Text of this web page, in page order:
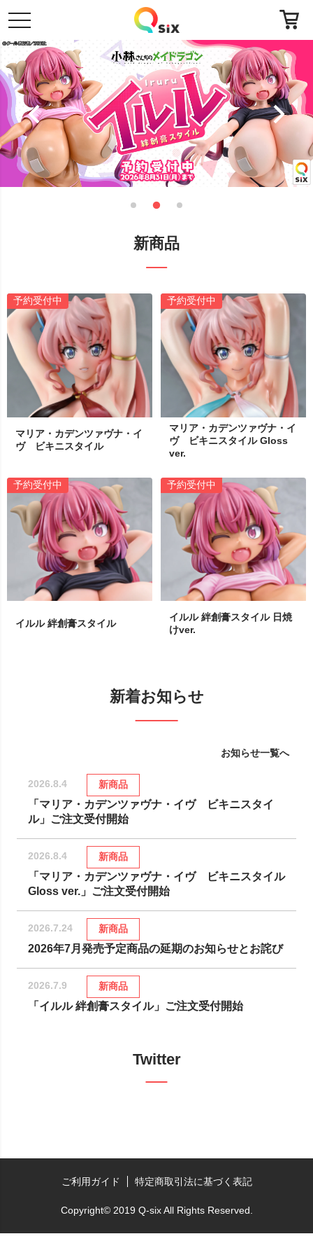
toggle
navigation
新商品
予約受付中
マリア・カデンツァヴナ・イ
ヴ ビキニスタイル
予約受付中
マリア・カデンツァヴナ・イ
ヴ ビキニスタイル Gloss
ver.
予約受付中
イルル 絆創膏スタイル
予約受付中
イルル 絆創膏スタイル 日焼
けver.
新着お知らせ
お知らせ一覧へ
2026.8.4 新商品
「マリア・カデンツァヴナ・イヴ ビキニスタイ
ル」ご注文受付開始
2026.8.4 新商品
「マリア・カデンツァヴナ・イヴ ビキニスタイル
Gloss ver.」ご注文受付開始
2026.7.24 新商品
2026年7月発売予定商品の延期のお知らせとお詫び
2026.7.9 新商品
「イルル 絆創膏スタイル」ご注文受付開始
Twitter
ご利用ガイド 特定商取引法に基づく表記
Copyright© 2019 Q-six All Rights Reserved.